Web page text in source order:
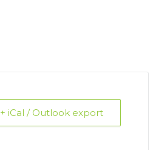
+ iCal / Outlook export